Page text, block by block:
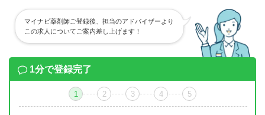
マイナビ薬剤師ご登録後、担当のアドバイザーより
この求人についてご案内差し上げます！
1分で登録完了
1 2 3 4 5